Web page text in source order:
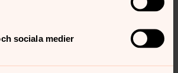
sociala medier